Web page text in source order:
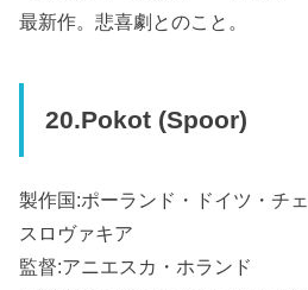
最新作。悲喜劇とのこと。
20.Pokot (Spoor)
製作国:ポーランド・ドイツ・チ
スロヴァキア
監督:アニエスカ・ホランド